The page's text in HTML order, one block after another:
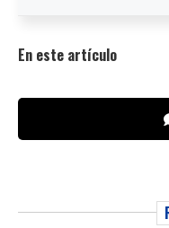
En este artículo